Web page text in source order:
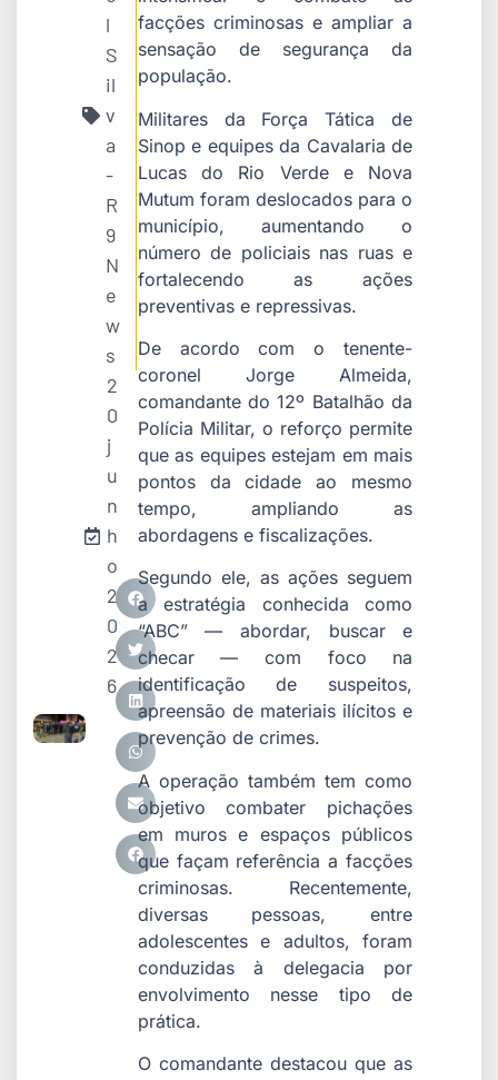
l
S
il
v
a
-
R
9
N
e
w
s
2
0
j
u
n
h
o
2
0
2
6
facções criminosas e ampliar a
sensação de segurança da
população.
Militares da Força Tática de
Sinop e equipes da Cavalaria de
Lucas do Rio Verde e Nova
Mutum foram deslocados para o
município, aumentando o
número de policiais nas ruas e
fortalecendo as ações
preventivas e repressivas.
De acordo com o tenente-
coronel Jorge Almeida,
comandante do 12º Batalhão da
Polícia Militar, o reforço permite
que as equipes estejam em mais
pontos da cidade ao mesmo
tempo, ampliando as
abordagens e fiscalizações.
Segundo ele, as ações seguem
a estratégia conhecida como
“ABC” — abordar, buscar e
checar — com foco na
identificação de suspeitos,
apreensão de materiais ilícitos e
prevenção de crimes.
A operação também tem como
objetivo combater pichações
em muros e espaços públicos
que façam referência a facções
criminosas. Recentemente,
diversas pessoas, entre
adolescentes e adultos, foram
conduzidas à delegacia por
envolvimento nesse tipo de
prática.
O comandante destacou que as